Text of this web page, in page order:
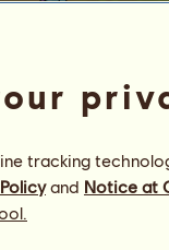
VII
preciosa
tracking
and Notice at